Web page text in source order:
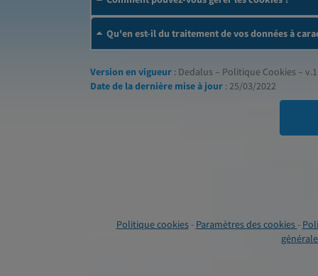
Qu'en est-il du traitement de vos données à
Version en vigueur : Dedalus – Politique Cookies –
Date de la dernière mise à jour : 25/03/2022
Politique cookies- Paramètres des cookies-